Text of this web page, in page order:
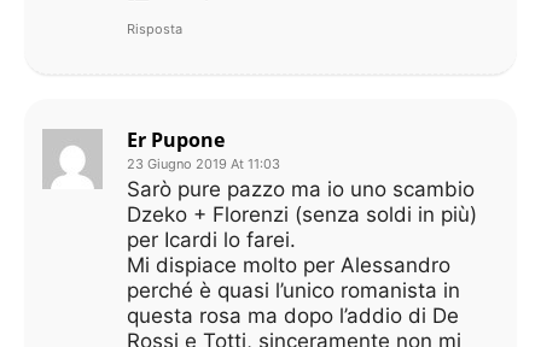
Risposta
Er Pupone
23 Giugno 2019 At 11:03
Sarò pure pazzo ma io uno scambio
Dzeko + Florenzi (senza soldi in più)
per Icardi lo farei.
Mi dispiace molto per Alessandro
perché è quasi l’unico romanista in
questa rosa ma dopo l’addio di De
Rossi e Totti, sinceramente non mi